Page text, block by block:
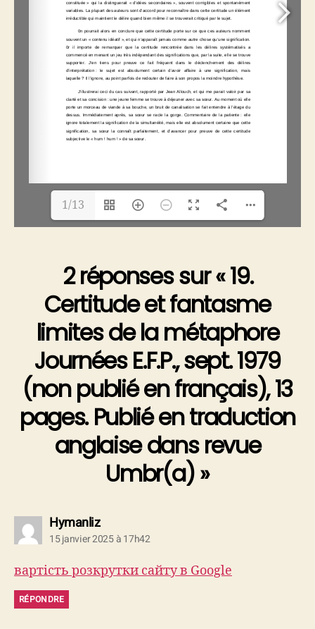
pages.
Publié
en
traduction
anglaise
dans
revue
Umbr(a)
1/13
2 réponses sur « 19.
Certitude et fantasme
limites de la métaphore
Journées E.F.P., sept. 1979
(non publié en français), 13
pages. Publié en traduction
anglaise dans revue
Umbr(a) »
Hymanlizdit :
15 janvier 2025 à 17h42
вартість розкрутки сайту в Google
RÉPONDRE